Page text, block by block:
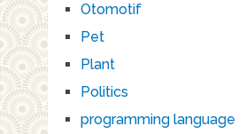
Otomotif
Pet
Plant
Politics
programming language